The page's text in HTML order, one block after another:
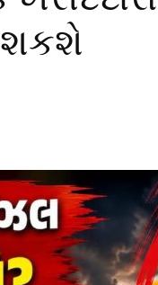
શકશે